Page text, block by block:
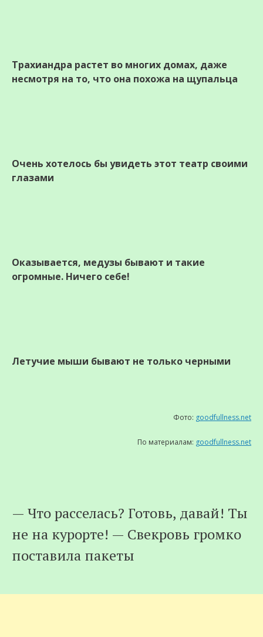
Трахиандра растет во многих домах, даже
несмотря на то, что она похожа на щупальца
Очень хотелось бы увидеть этот театр своими
глазами
Оказывается, медузы бывают и такие
огромные. Ничего себе!
Летучие мыши бывают не только черными
Фото: goodfullness.net
По материалам: goodfullness.net
— Что расселась? Готовь, давай! Ты
не на курорте! — Свекровь громко
поставила пакеты